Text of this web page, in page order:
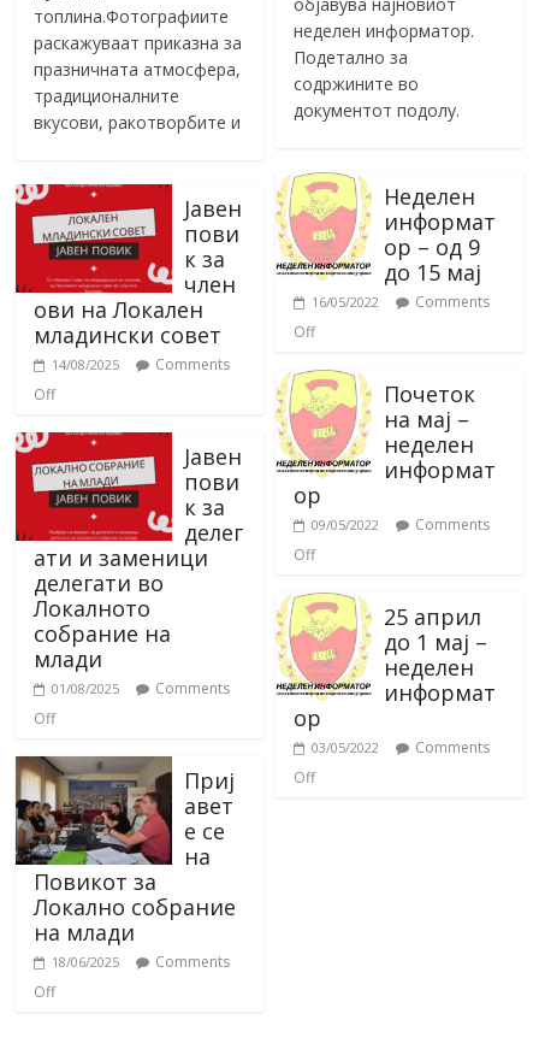
топлина.Фотографиите
раскажуваат приказна за
празничната атмосфера,
традиционалните
вкусови, ракотворбите и
Јавен
пови
к за
член
ови на Локален
младински совет
14/08/2025
Comments
Off
Јавен
пови
к за
делег
ати и заменици
делегати во
Локалното
собрание на
млади
01/08/2025
Comments
Off
Приј
авет
е се
на
Повикот за
Локално собрание
на млади
18/06/2025
Comments
Off
неделен информатор.
Подетално за
содржините во
документот подолу.
Неделен
информат
ор – од 9
до 15 мај
16/05/2022
Comments
Off
Почеток
на мај –
неделен
информат
ор
09/05/2022
Comments
Off
25 април
до 1 мај –
неделен
информат
ор
03/05/2022
Comments
Off